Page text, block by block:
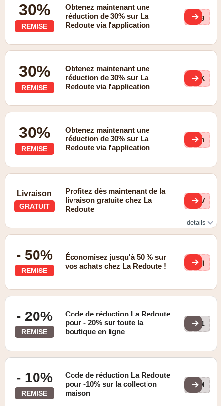
30%
REMISE
Obtenez maintenant une
réduction de 30% sur La
Redoute via l'application
Gng
30%
REMISE
Obtenez maintenant une
réduction de 30% sur La
Redoute via l'application
TrK
30%
REMISE
Obtenez maintenant une
réduction de 30% sur La
Redoute via l'application
SGn
Livraison
GRATUIT
Profitez dès maintenant de la
livraison gratuite chez La
Redoute
gCV
details
- 50%
REMISE
Économisez jusqu'à 50 % sur
vos achats chez La Redoute !
HHj
- 20%
REMISE
Code de réduction La Redoute
pour - 20% sur toute la
boutique en ligne
301
- 10%
REMISE
Code de réduction La Redoute
pour -10% sur la collection
maison
HOM